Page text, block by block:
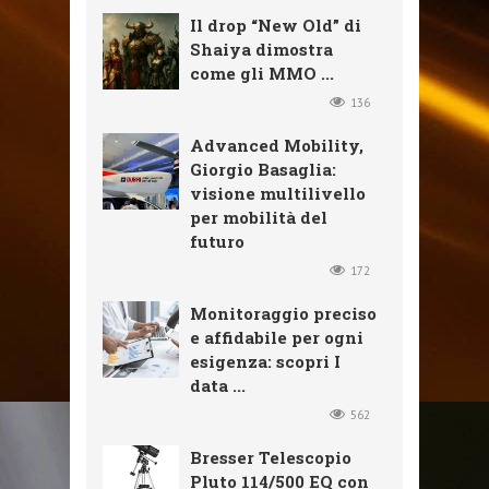
Il drop “New Old” di
Shaiya dimostra
come gli MMO ...
136
Advanced Mobility,
Giorgio Basaglia:
visione multilivello
per mobilità del
futuro
172
Monitoraggio preciso
e affidabile per ogni
esigenza: scopri I
data ...
562
Bresser Telescopio
Pluto 114/500 EQ con